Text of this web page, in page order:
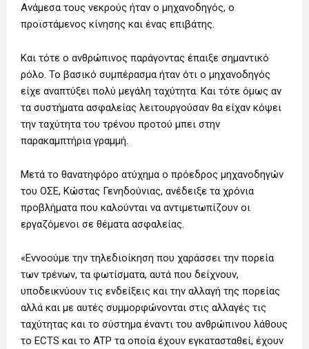
Ανάμεσα τους νεκρούς ήταν ο μηχανοδηγός, ο
προϊστάμενος κίνησης και ένας επιβάτης.
Και τότε ο ανθρώπινος παράγοντας έπαιξε σημαντικό
ρόλο. Το βασικό συμπέρασμα ήταν ότι ο μηχανοδηγός
είχε αναπτύξει πολύ μεγάλη ταχύτητα. Και τότε όμως αν
τα συστήματα ασφαλείας λειτουργούσαν θα είχαν κόψει
την ταχύτητα του τρένου προτού μπει στην
παρακαμπτήρια γραμμή.
Μετά το θανατηφόρο ατύχημα ο πρόεδρος μηχανοδηγών
του ΟΣΕ, Κώστας Γενηδούνιας, ανέδειξε τα χρόνια
προβλήματα που καλούνται να αντιμετωπίζουν οι
εργαζόμενοι σε θέματα ασφαλείας.
«Εννοούμε την τηλεδιοίκηση που χαράσσει την πορεία
των τρένων, τα φωτίσματα, αυτά που δείχνουν,
υποδεικνύουν τις ενδείξεις και την αλλαγή της πορείας
αλλά και με αυτές συμμορφώνονται στις αλλαγές τις
ταχύτητας και το σύστημα έναντι του ανθρώπινου λάθους
το ECTS και το ATP τα οποία έχουν εγκατασταθεί, έχουν